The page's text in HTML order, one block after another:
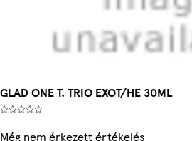
GLAD ONE T. TRIO EXOT/HE 30ML
Még nem érkezett értékelés